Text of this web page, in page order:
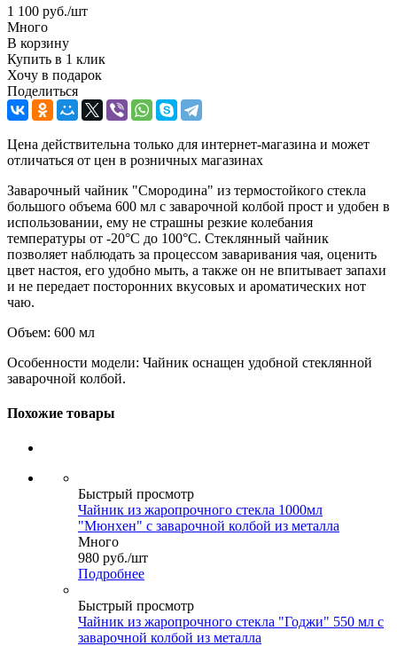
1 100 руб./шт
Много
В корзину
Купить в 1 клик
Хочу в подарок
Поделиться
Цена действительна только для интернет-магазина и может
отличаться от цен в розничных магазинах
Заварочный чайник "Смородина" из термостойкого стекла
большого объема 600 мл с заварочной колбой прост и удобен в
использовании, ему не страшны резкие колебания
температуры от -20°C до 100°C. Стеклянный чайник
позволяет наблюдать за процессом заваривания чая, оценить
цвет настоя, его удобно мыть, а также он не впитывает запахи
и не передает посторонних вкусовых и ароматических нот
чаю.
Объем: 600 мл
Особенности модели: Чайник оснащен удобной стеклянной
заварочной колбой.
Похожие товары
Быстрый просмотр
Чайник из жаропрочного стекла 1000мл
"Мюнхен" с заварочной колбой из металла
Много
980 руб./шт
Подробнее
Быстрый просмотр
Чайник из жаропрочного стекла "Годжи" 550 мл с
заварочной колбой из металла